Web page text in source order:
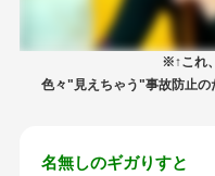
※↑これ
色々"見えちゃう"事故防止の
名無しのギガりすと